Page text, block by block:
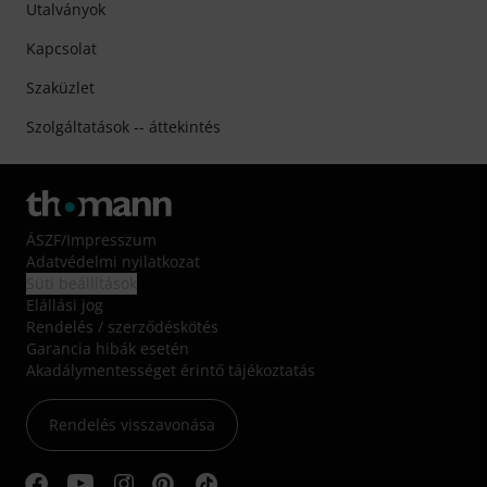
Utalványok
Kapcsolat
Szaküzlet
Szolgáltatások -- áttekintés
ÁSZF/Impresszum
Adatvédelmi nyilatkozat
Elállási jog
Rendelés / szerződéskötés
Garancia hibák esetén
Akadálymentességet érintő tájékoztatás
Rendelés visszavonása